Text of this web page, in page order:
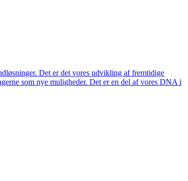
Det er det vores udvikling af fremtidige
som nye muligheder. Det er en del af vores DNA i